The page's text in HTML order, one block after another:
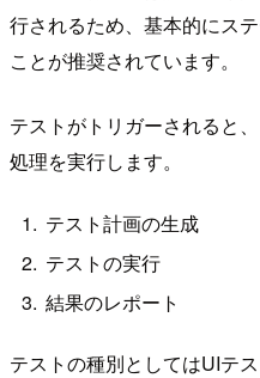
行されるため、基本的にス
ことが推奨されています。
テストがトリガーされると
処理を実行します。
テスト計画の生成
テストの実行
結果のレポート
テストの種別としてはUIテ